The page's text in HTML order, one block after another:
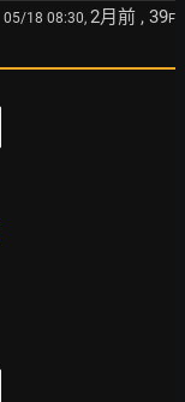
05/18 08:30, 2月前 , 39F